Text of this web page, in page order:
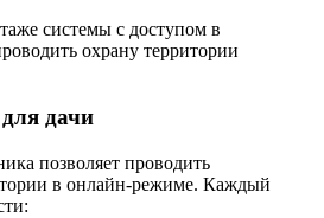
системы с доступом в
охрану территории
дачи
позволяет проводить
в онлайн-режиме. Каждый